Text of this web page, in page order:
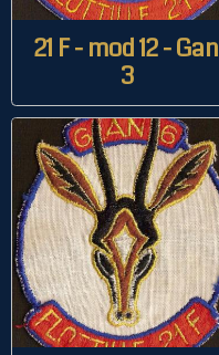
21 F - mod 12 - Gan
3